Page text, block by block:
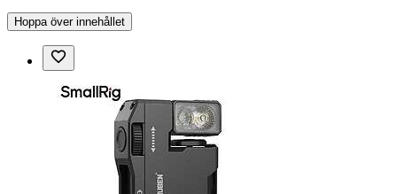
Hoppa över innehållet